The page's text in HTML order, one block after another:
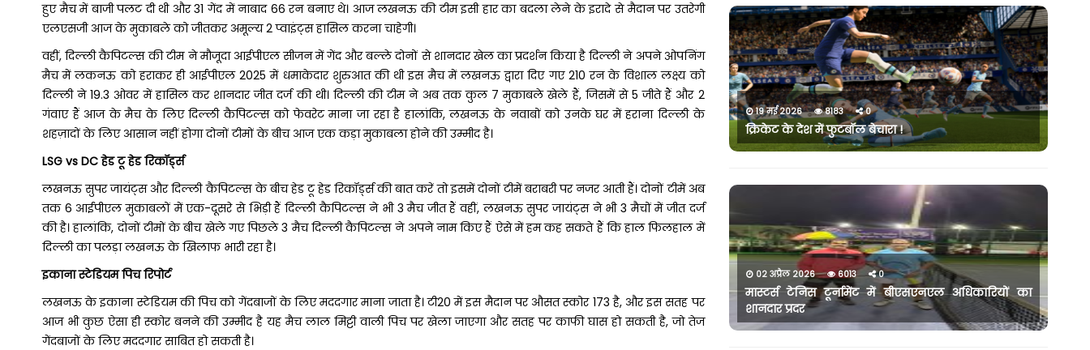
हुए मैच में बाजी पलट दी थी और 31 गेंद में नाबाद 66 रन बनाए थे। आज लखनऊ की टीम इसी हार का बदला लेने के इरादे से मैदान पर उतरेगी
एलएसजी आज के मुकाबले को जीतकर अमूल्य 2 प्वाइंट्स हासिल करना चाहेगी।
वहीं, दिल्ली कैपिटल्स की टीम ने मौजूदा आईपीएल सीजन में गेंद और बल्ले दोनों से शानदार खेल का प्रदर्शन किया है दिल्ली ने अपने ओपनिंग
मैच में लकनऊ को हराकर ही आईपीएल 2025 में धमाकेदार शुरुआत की थी इस मैच में लखनऊ द्वारा दिए गए 210 रन के विशाल लक्ष्य को
दिल्ली ने 19.3 ओवर में हासिल कर शानदार जीत दर्ज की थी। दिल्ली की टीम ने अब तक कुल 7 मुकाबले खेले हैं, जिसमें से 5 जीते हैं और 2
गंवाए हैं आज के मैच के लिए दिल्ली कैपिटल्स को फेवरेट माना जा रहा है हालांकि, लखनऊ के नवाबों को उनके घर में हराना दिल्ली के
शहज़ादों के लिए आसान नहीं होगा दोनों टीमों के बीच आज एक कड़ा मुकाबला होने की उम्मीद है।
LSG vs DC हेड टू हेड रिकॉर्ड्स
लखनऊ सुपर जायंट्स और दिल्ली कैपिटल्स के बीच हेड टू हेड रिकॉर्ड्स की बात करें तो इसमें दोनों टीमें बराबरी पर नजर आती हैं। दोनों टीमें अब
तक 6 आईपीएल मुकाबलों में एक-दूसरे से भिड़ी हैं दिल्ली कैपिटल्स ने भी 3 मैच जीत हैं वहीं, लखनऊ सुपर जायंट्स ने भी 3 मैचों में जीत दर्ज
की है। हालांकि, दोनों टीमों के बीच खेले गए पिछले 3 मैच दिल्ली कैपिटल्स ने अपने नाम किए हैं ऐसे में हम कह सकते हैं कि हाल फिलहाल में
दिल्ली का पलड़ा लखनऊ के खिलाफ भारी रहा है।
इकाना स्टेडियम पिच रिपोर्ट
लखनऊ के इकाना स्टेडियम की पिच को गेंदबाजों के लिए मददगार माना जाता है। टी20 में इस मैदान पर औसत स्कोर 173 है, और इस सतह पर
आज भी कुछ ऐसा ही स्कोर बनने की उम्मीद है यह मैच लाल मिट्टी वाली पिच पर खेला जाएगा और सतह पर काफी घास हो सकती है, जो तेज
गेंदबाजों के लिए मददगार साबित हो सकती है।
19 मई 2026 8183 0
क्रिकेट के देश में फुटबॉल बेचारा !
02 अप्रैल 2026 6013 0
मास्टर्स टेनिस टूर्नामेंट में बीएसएनएल अधिकारियों का
शानदार प्रदर